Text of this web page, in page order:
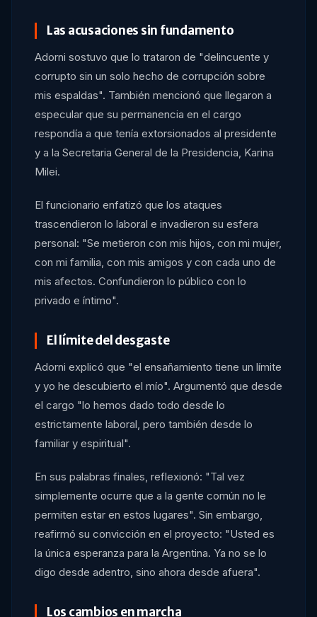
Las acusaciones sin fundamento
Adorni sostuvo que lo trataron de "delincuente y
corrupto sin un solo hecho de corrupción sobre
mis espaldas". También mencionó que llegaron a
especular que su permanencia en el cargo
respondía a que tenía extorsionados al presidente
y a la Secretaria General de la Presidencia, Karina
Milei.
El funcionario enfatizó que los ataques
trascendieron lo laboral e invadieron su esfera
personal: "Se metieron con mis hijos, con mi mujer,
con mi familia, con mis amigos y con cada uno de
mis afectos. Confundieron lo público con lo
privado e íntimo".
El límite del desgaste
Adorni explicó que "el ensañamiento tiene un límite
y yo he descubierto el mío". Argumentó que desde
el cargo "lo hemos dado todo desde lo
estrictamente laboral, pero también desde lo
familiar y espiritual".
En sus palabras finales, reflexionó: "Tal vez
simplemente ocurre que a la gente común no le
permiten estar en estos lugares". Sin embargo,
reafirmó su convicción en el proyecto: "Usted es
la única esperanza para la Argentina. Ya no se lo
digo desde adentro, sino ahora desde afuera".
Los cambios en marcha